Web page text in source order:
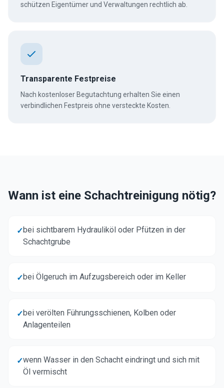
schützen Eigentümer und Verwaltungen rechtlich ab.
Transparente Festpreise
Nach kostenloser Begutachtung erhalten Sie einen
verbindlichen Festpreis ohne versteckte Kosten.
Wann ist eine Schachtreinigung nötig?
✓bei sichtbarem Hydrauliköl oder Pfützen in der
Schachtgrube
✓bei Ölgeruch im Aufzugsbereich oder im Keller
✓bei verölten Führungsschienen, Kolben oder
Anlagenteilen
✓wenn Wasser in den Schacht eindringt und sich mit
Öl vermischt